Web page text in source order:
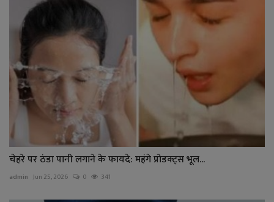
चेहरे पर ठंडा पानी लगाने के फायदे: महंगे प्रोडक्ट्स भूल...
admin Jun 25, 2026 0 341